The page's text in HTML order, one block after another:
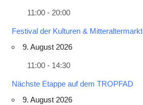
11:00 - 20:00
Festival der Kulturen & Mitteraltermarkt
9. August 2026
11:00 - 14:30
Nächste Etappe auf dem TROPFAD
9. August 2026